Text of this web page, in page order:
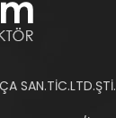
SAN.TİC.LTD.ŞTİ.